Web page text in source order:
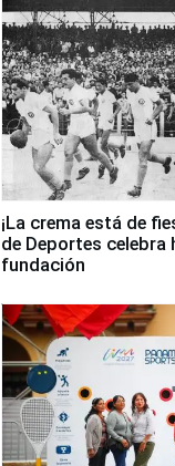
¡La crema está de
de Deportes celebra
fundación